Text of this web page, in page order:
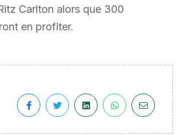
Carlton alors que 300
en profiter.